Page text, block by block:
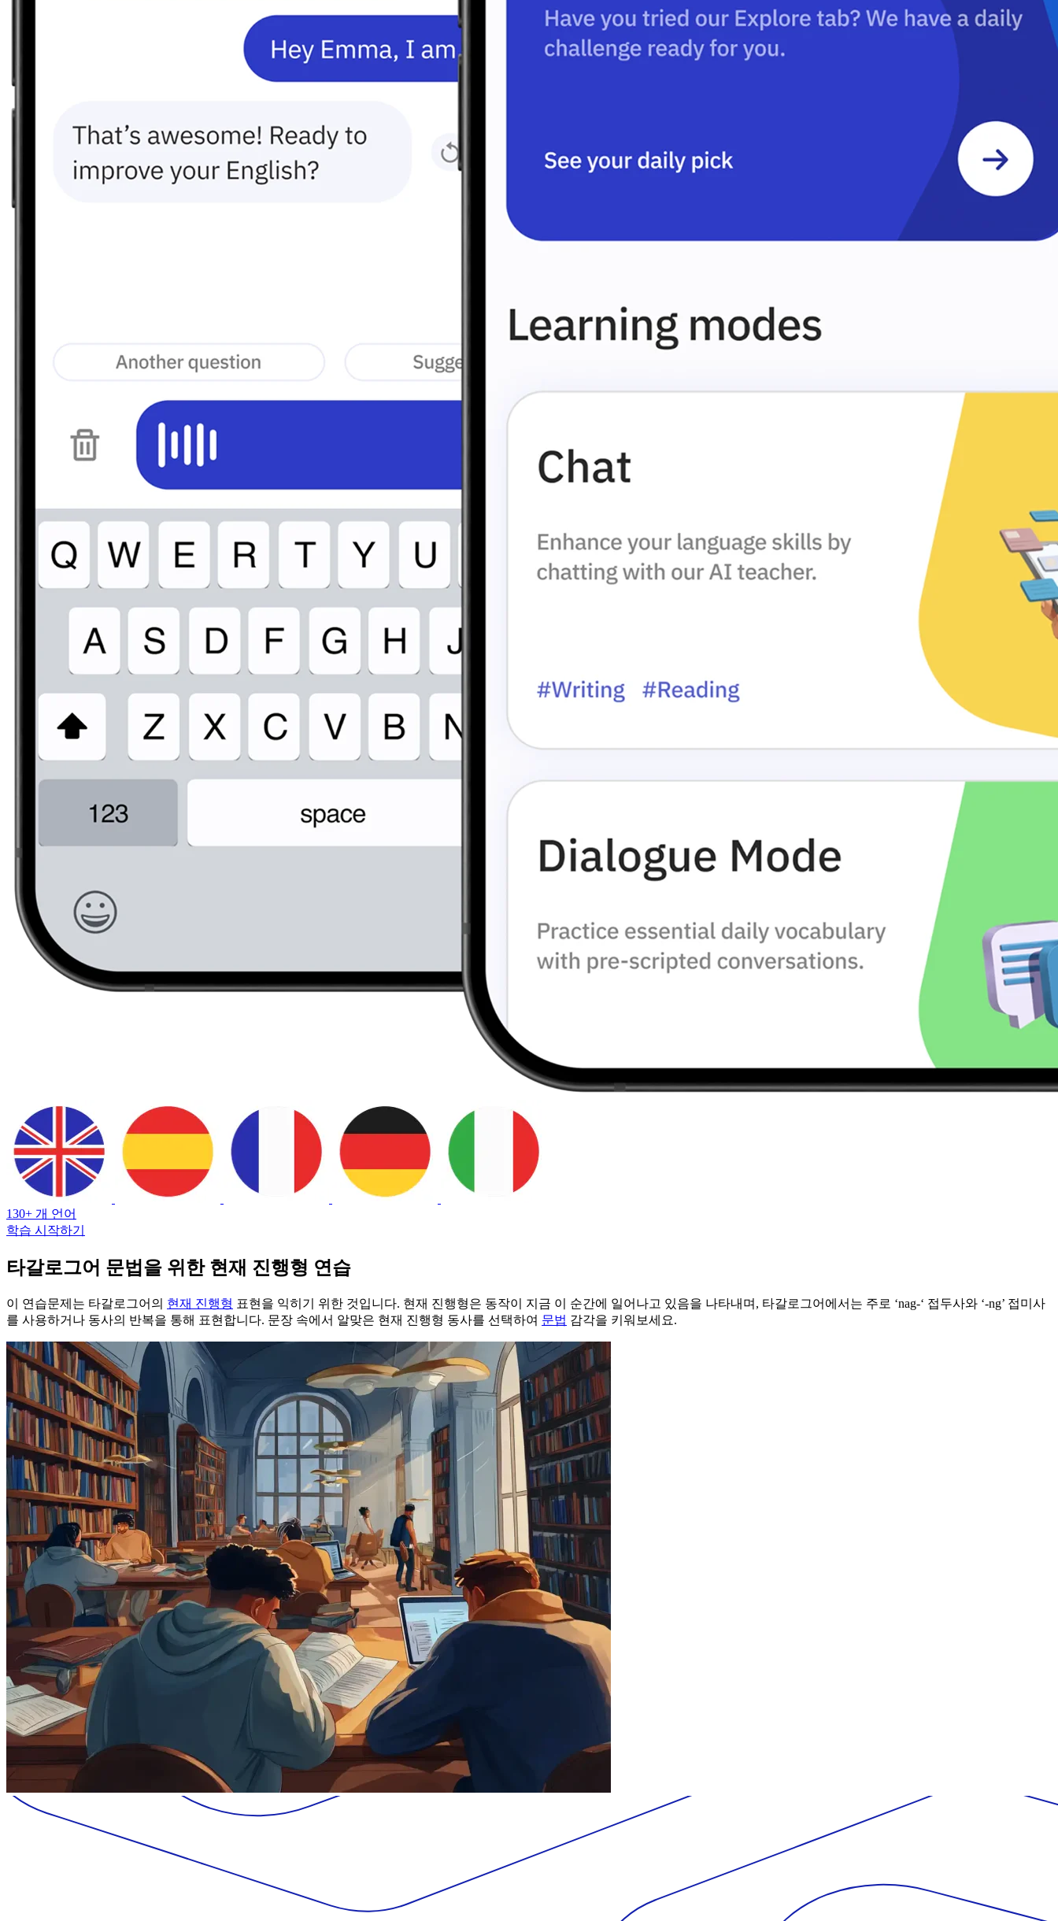
130+ 개 언어
학습 시작하기
타갈로그어 문법을 위한 현재 진행형 연습
이 연습문제는 타갈로그어의 현재 진행형 표현을 익히기 위한 것입니다. 현재 진행형은 동작이 지금 이 순간에 일어나고 있음을 나타내며, 타갈로그어에서는 주로 ‘nag-‘ 접두사와 ‘-ng’ 접미사
를 사용하거나 동사의 반복을 통해 표현합니다. 문장 속에서 알맞은 현재 진행형 동사를 선택하여 문법 감각을 키워보세요.